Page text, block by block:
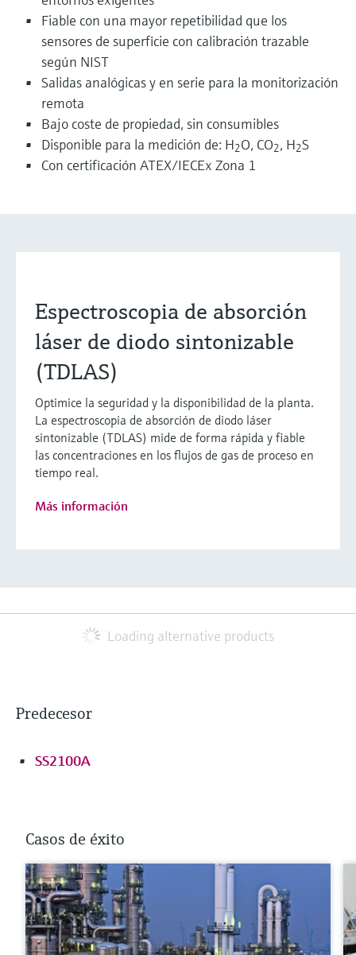
Fiable con una mayor repetibilidad que los
sensores de superficie con calibración trazable
según NIST
Salidas analógicas y en serie para la monitorización
remota
Bajo coste de propiedad, sin consumibles
Disponible para la medición de: H2O, CO2, H2S
Con certificación ATEX/IECEx Zona 1
Espectroscopia de absorción
láser de diodo sintonizable
(TDLAS)
Optimice la seguridad y la disponibilidad de la planta.
La espectroscopia de absorción de diodo láser
sintonizable (TDLAS) mide de forma rápida y fiable
las concentraciones en los flujos de gas de proceso en
tiempo real.
Más información
Loading alternative products
Predecesor
SS2100A
Casos de éxito